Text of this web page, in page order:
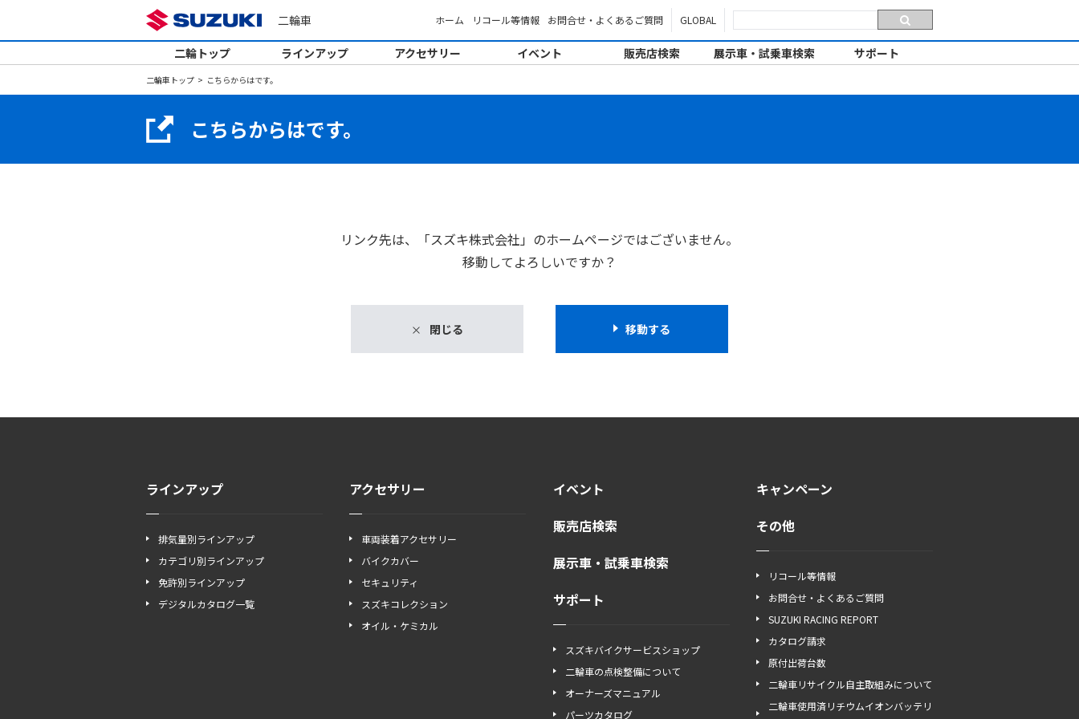
二輪車 ホーム リコール等情報 お問合せ・よくあるご質問 GLOBAL
二輪トップ ラインアップ アクセサリー イベント 販売店検索 展示車・試乗車検索 サポート
二輪車トップ こちらからはです。
こちらからはです。
リンク先は、「スズキ株式会社」のホームページではございません。
移動してよろしいですか？
閉じる 移動する
ラインアップ
排気量別ラインアップ
カテゴリ別ラインアップ
免許別ラインアップ
デジタルカタログ一覧
アクセサリー
車両装着アクセサリー
バイクカバー
セキュリティ
スズキコレクション
オイル・ケミカル
イベント
販売店検索
展示車・試乗車検索
サポート
スズキバイクサービスショップ
二輪車の点検整備について
オーナーズマニュアル
パーツカタログ
キャンペーン
その他
リコール等情報
お問合せ・よくあるご質問
SUZUKI RACING REPORT
カタログ請求
原付出荷台数
二輪車リサイクル自主取組みについて
二輪車使用済リチウムイオンバッテリ